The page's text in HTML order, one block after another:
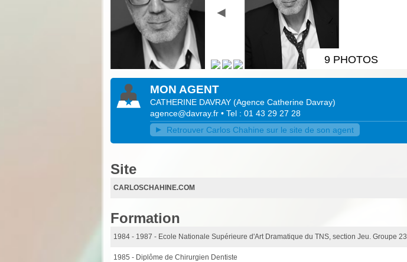
9 PHOTOS
MON AGENT
CATHERINE DAVRAY (Agence Catherine Davray)
agence@davray.fr • Tel : 01 43 29 27 28
Retrouver Carlos Chahine sur le site de son agent
Site
CARLOSCHAHINE.COM
Formation
1984 - 1987 - Ecole Nationale Supérieure d'Art Dramatique du TNS, section Jeu. Groupe 23.
1985 - Diplôme de Chirurgien Dentiste